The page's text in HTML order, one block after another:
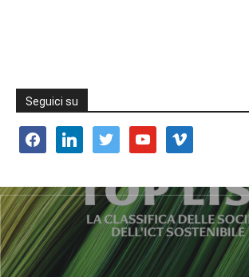
Seguici su
facebooklinkedin twitter youtube vimeo